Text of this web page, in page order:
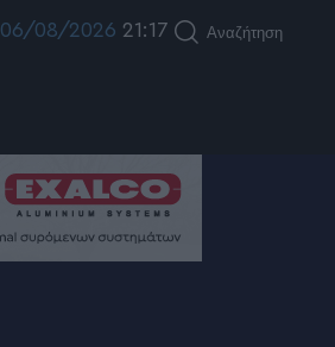
06/08/2026 21:17 Αναζήτηση